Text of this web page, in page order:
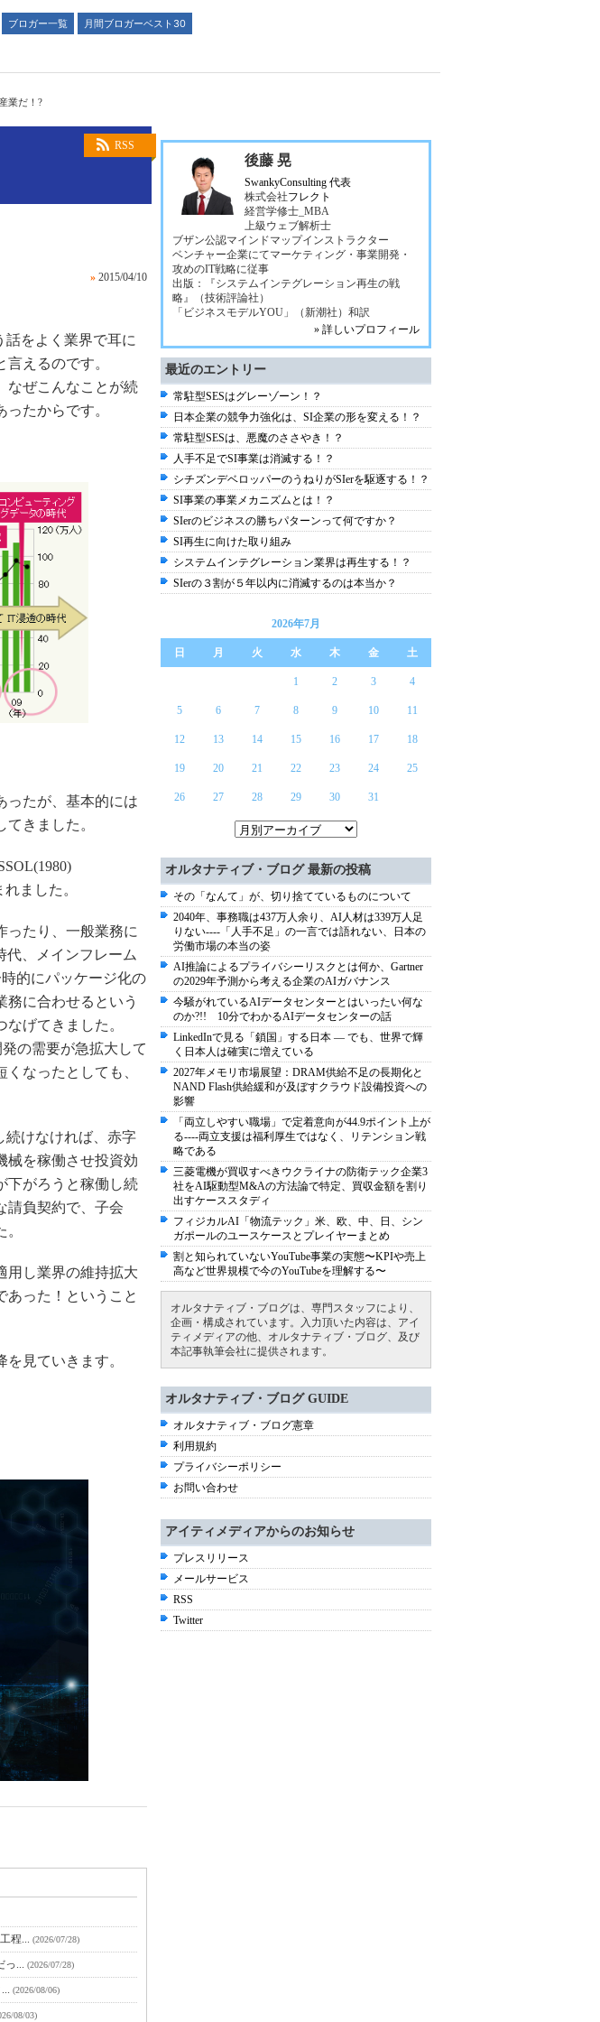
ブロガー一覧
月間ブロガーベスト30
業だ！?
RSS
» 2015/04/10
をよく業界で耳に
えるのです。
、なぜこんなことが続
たからです。
ったが、基本的には
きました。
ました。
ったり、一般業務に
代、メインフレーム
的にパッケージ化の
に合わせるという
げてきました。
の需要が急拡大して
なったとしても、
続けなければ、赤字
械を稼働させ投資効
下がろうと稼働し続
請負契約で、子会
用し業界の維持拡大
あった！ということ
見ていきます。
程... (2026/07/28)
っ... (2026/07/28)
(2026/08/06)
08/03)
後藤 晃
SwankyConsulting 代表
株式会社フレクト
経営学修士_MBA
上級ウェブ解析士
ブザン公認マインドマップインストラクター
ベンチャー企業にてマーケティング・事業開発・
攻めのIT戦略に従事
出版：『システムインテグレーション再生の戦
略』（技術評論社）
「ビジネスモデルYOU」（新潮社）和訳
» 詳しいプロフィール
最近のエントリー
常駐型SESはグレーゾーン！？
日本企業の競争力強化は、SI企業の形を変える！？
常駐型SESは、悪魔のささやき！？
人手不足でSI事業は消滅する！？
シチズンデベロッパーのうねりがSIerを駆逐する！？
SI事業の事業メカニズムとは！？
SIerのビジネスの勝ちパターンって何ですか？
SI再生に向けた取り組み
システムインテグレーション業界は再生する！？
SIerの３割が５年以内に消滅するのは本当か？
2026年7月
日 月 火 水 木 金 土
1 2 3 4
5 6 7 8 9 10 11
12 13 14 15 16 17 18
19 20 21 22 23 24 25
26 27 28 29 30 31
オルタナティブ・ブログ 最新の投稿
その「なんて」が、切り捨てているものについて
2040年、事務職は437万人余り、AI人材は339万人足
りない----「人手不足」の一言では語れない、日本の
労働市場の本当の姿
AI推論によるプライバシーリスクとは何か、Gartner
の2029年予測から考える企業のAIガバナンス
今騒がれているAIデータセンターとはいったい何な
のか?!! 10分でわかるAIデータセンターの話
LinkedInで見る「鎖国」する日本 ― でも、世界で輝
く日本人は確実に増えている
2027年メモリ市場展望：DRAM供給不足の長期化と
NAND Flash供給緩和が及ぼすクラウド設備投資への
影響
「両立しやすい職場」で定着意向が44.9ポイント上が
る----両立支援は福利厚生ではなく、リテンション戦
略である
三菱電機が買収すべきウクライナの防衛テック企業3
社をAI駆動型M&Aの方法論で特定、買収金額を割り
出すケーススタディ
フィジカルAI「物流テック」米、欧、中、日、シン
ガポールのユースケースとプレイヤーまとめ
割と知られていないYouTube事業の実態〜KPIや売上
高など世界規模で今のYouTubeを理解する〜
オルタナティブ・ブログは、専門スタッフにより、
企画・構成されています。入力頂いた内容は、アイ
ティメディアの他、オルタナティブ・ブログ、及び
本記事執筆会社に提供されます。
オルタナティブ・ブログ GUIDE
オルタナティブ・ブログ憲章
利用規約
プライバシーポリシー
お問い合わせ
アイティメディアからのお知らせ
プレスリリース
メールサービス
RSS
Twitter